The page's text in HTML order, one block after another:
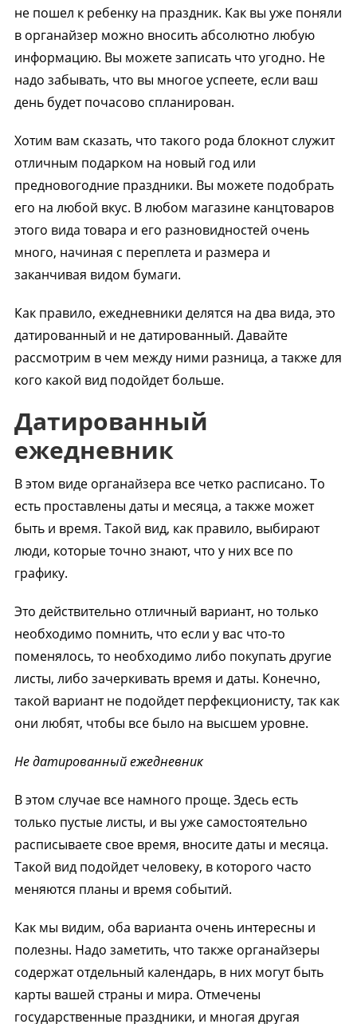
не пошел к ребенку на праздник. Как вы уже поняли
в органайзер можно вносить абсолютно любую
информацию. Вы можете записать что угодно. Не
надо забывать, что вы многое успеете, если ваш
день будет почасово спланирован.
Хотим вам сказать, что такого рода блокнот служит
отличным подарком на новый год или
предновогодние праздники. Вы можете подобрать
его на любой вкус. В любом магазине канцтоваров
этого вида товара и его разновидностей очень
много, начиная с переплета и размера и
заканчивая видом бумаги.
Как правило, ежедневники делятся на два вида, это
датированный и не датированный. Давайте
рассмотрим в чем между ними разница, а также для
кого какой вид подойдет больше.
Датированный
ежедневник
В этом виде органайзера все четко расписано. То
есть проставлены даты и месяца, а также может
быть и время. Такой вид, как правило, выбирают
люди, которые точно знают, что у них все по
графику.
Это действительно отличный вариант, но только
необходимо помнить, что если у вас что-то
поменялось, то необходимо либо покупать другие
листы, либо зачеркивать время и даты. Конечно,
такой вариант не подойдет перфекционисту, так как
они любят, чтобы все было на высшем уровне.
Не датированный ежедневник
В этом случае все намного проще. Здесь есть
только пустые листы, и вы уже самостоятельно
расписываете свое время, вносите даты и месяца.
Такой вид подойдет человеку, в которого часто
меняются планы и время событий.
Как мы видим, оба варианта очень интересны и
полезны. Надо заметить, что также органайзеры
содержат отдельный календарь, в них могут быть
карты вашей страны и мира. Отмечены
государственные праздники, и многая другая